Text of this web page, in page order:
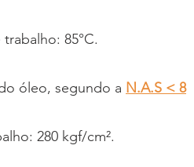
85°C.
óleo, segundo a N.A.S < 8
280 kgf/cm².